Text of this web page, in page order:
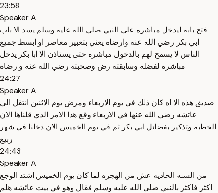
23:58
Speaker A
فتح بابه ليدخل مباشره على النبي صلى الله عليه وسلم يسد الا باب
ابي بكر رضي الله عنه وارضاه يعني بتعبير معاصر او ابسط جميع
الناس لا يسمح لهم بالدخول مباشره حتى يستاذن الا ابا بكر يدخل
مباشره لفضله وسابقته رض وصحبته رضي الله عنه وارضاه
24:27
Speaker A
صديق هذه الا اه كان ذلك في يوم الاربعاء ومرض يوم الاثنين انتقل الى
عائشه رضي الله عنها في الاربعاء وقع هذا الامر الذي قلناها الان
الخطبه وتذكير بفضائل ابي بكر ثم في يوم الخميس الان دخلنا في شهر
ربيع
24:43
Speaker A
من السنه الحاديه عش من الهجره لما كان يوم الخميس اشتد الوجع
اكثر فاكثر بالنبي صلى الله عليه وسلم فقال وهو في بيت عائشه هلم